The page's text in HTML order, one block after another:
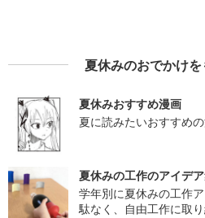
夏休みのおでかけ
夏休みおすすめ漫画
夏に読みたいおすすめ
夏休みの工作のアイデ
学年別に夏休みの工作
駄なく、自由工作に取り